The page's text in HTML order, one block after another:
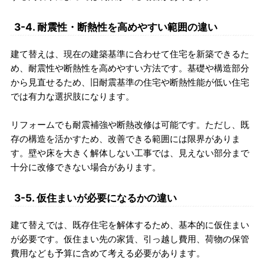
3-4. 耐震性・断熱性を高めやすい範囲の違い
建て替えは、現在の建築基準に合わせて住宅を新築できるた
め、耐震性や断熱性を高めやすい方法です。基礎や構造部分
から見直せるため、旧耐震基準の住宅や断熱性能が低い住宅
では有力な選択肢になります。
リフォームでも耐震補強や断熱改修は可能です。ただし、既
存の構造を活かすため、改善できる範囲には限界がありま
す。壁や床を大きく解体しない工事では、見えない部分まで
十分に改修できない場合があります。
3-5. 仮住まいが必要になるかの違い
建て替えでは、既存住宅を解体するため、基本的に仮住まい
が必要です。仮住まい先の家賃、引っ越し費用、荷物の保管
費用なども予算に含めて考える必要があります。